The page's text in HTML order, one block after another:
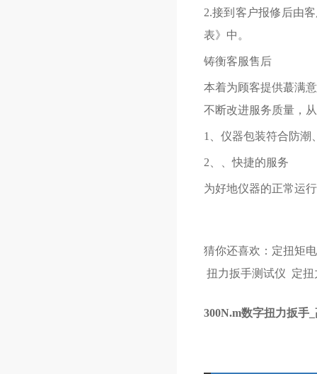
2.接到客户报修后由
表》中。
铸衡客服售后
本着为顾客提供蕞满
不断改进服务质量，
1、仪器包装符合防潮
2、、快捷的服务
为好地仪器的正常运
猜你还喜欢： 定扭矩
扭力扳手测试仪 定扭
300N.m数字扭力扳手